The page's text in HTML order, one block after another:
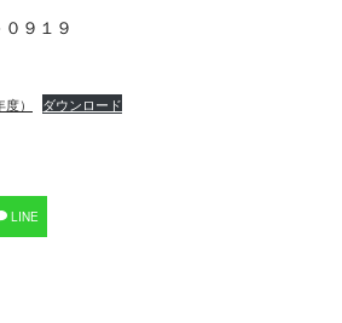
９１９
） ダウンロード
LINE